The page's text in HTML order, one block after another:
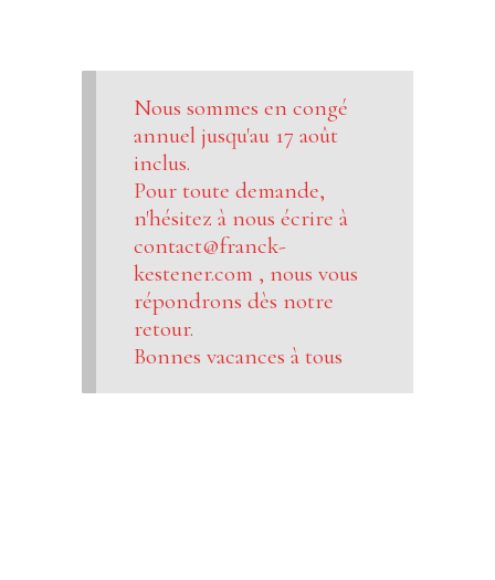
Nous sommes en congé
annuel jusqu'au 17 août
inclus.
Pour toute demande,
n'hésitez à nous écrire à
contact@franck-
kestener.com , nous vous
répondrons dès notre
retour.
Bonnes vacances à tous